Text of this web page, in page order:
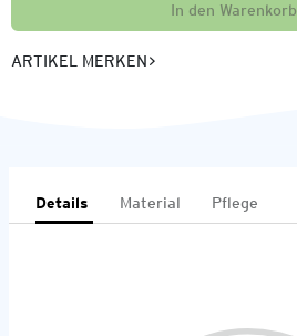
In den Warenkorb
ARTIKEL MERKEN
Details Material Pflege